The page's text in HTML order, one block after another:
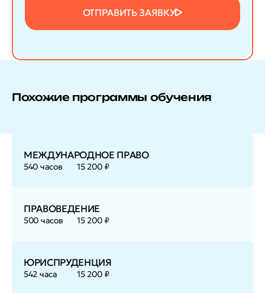
ОТПРАВИТЬ ЗАЯВКУ
Похожие программы обучения
МЕЖДУНАРОДНОЕ ПРАВО
540 часов 15 200 ₽
ПРАВОВЕДЕНИЕ
500 часов 15 200 ₽
ЮРИСПРУДЕНЦИЯ
542 часа 15 200 ₽